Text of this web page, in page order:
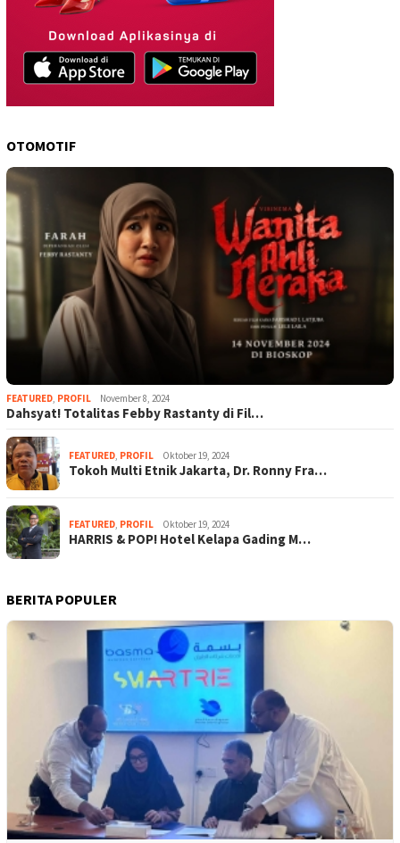
OTOMOTIF
FEATURED, PROFIL November 8, 2024
Dahsyat! Totalitas Febby Rastanty di Fil…
FEATURED, PROFIL Oktober 19, 2024
Tokoh Multi Etnik Jakarta, Dr. Ronny Fra…
FEATURED, PROFIL Oktober 19, 2024
HARRIS & POP! Hotel Kelapa Gading M…
BERITA POPULER